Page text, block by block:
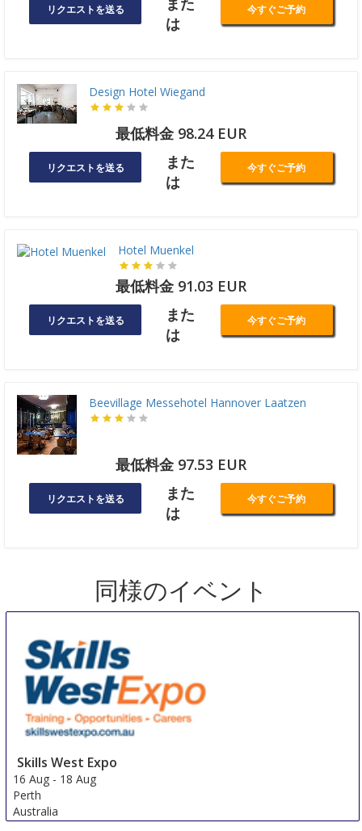
リクエストを送る
は
今すぐご予約
Design Hotel Wiegand
最低料金 98.24 EUR
リクエストを送る
また
は
今すぐご予約
Hotel Muenkel
最低料金 91.03 EUR
リクエストを送る
また
は
今すぐご予約
Beevillage Messehotel Hannover Laatzen
最低料金 97.53 EUR
リクエストを送る
また
は
今すぐご予約
同様のイベント
Skills West Expo
16 Aug - 18 Aug
Perth
Australia